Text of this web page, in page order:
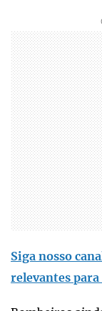
Siga nosso
relevantes para